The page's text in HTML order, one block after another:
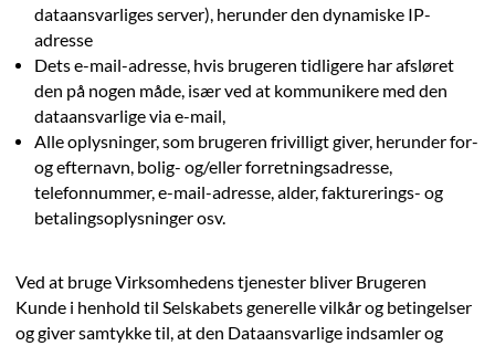
dataansvarliges server), herunder den dynamiske IP-
adresse
Dets e-mail-adresse, hvis brugeren tidligere har afsløret
den på nogen måde, især ved at kommunikere med den
dataansvarlige via e-mail,
Alle oplysninger, som brugeren frivilligt giver, herunder for-
og efternavn, bolig- og/eller forretningsadresse,
telefonnummer, e-mail-adresse, alder, fakturerings- og
betalingsoplysninger osv.
Ved at bruge Virksomhedens tjenester bliver Brugeren
Kunde i henhold til Selskabets generelle vilkår og betingelser
og giver samtykke til, at den Dataansvarlige indsamler og